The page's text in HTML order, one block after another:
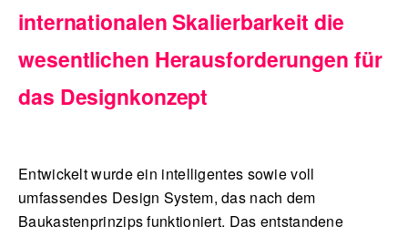
internationalen Skalierbarkeit die
wesentlichen Herausforderungen für
das Designkonzept
Entwickelt wurde ein intelligentes sowie voll
umfassendes Design System, das nach dem
Baukastenprinzips funktioniert. Das entstandene